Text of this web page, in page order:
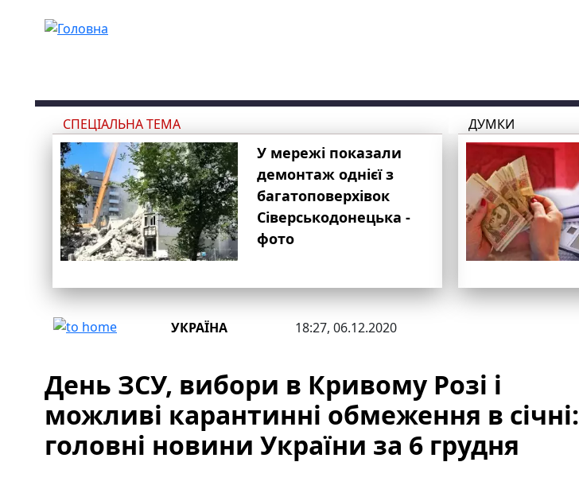
СПЕЦІАЛЬНА ТЕМА
У мережі показали
демонтаж однієї з
багатоповерхівок
Сіверськодонецька -
фото
ДУМКИ
УКРАЇНА 18:27, 06.12.2020
День ЗСУ, вибори в Кривому Розі і
можливі карантинні обмеження в січні:
головні новини України за 6 грудня